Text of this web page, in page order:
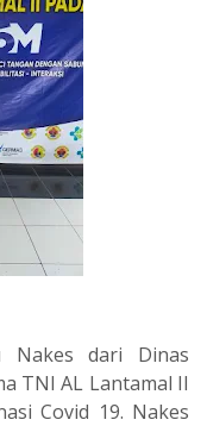
Nakes dari Dinas
TNI AL Lantamal II
Covid 19. Nakes